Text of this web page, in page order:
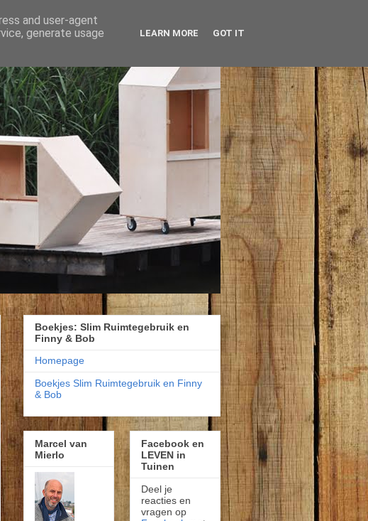
Boekjes: Slim Ruimtegebruik en
Finny & Bob
Homepage
Boekjes Slim Ruimtegebruik en Finny
& Bob
Marcel van
Mierlo
Facebook en
LEVEN in
Tuinen
Deel je
reacties en
vragen op
and user-agent
generate usage
LEARN MORE GOT IT